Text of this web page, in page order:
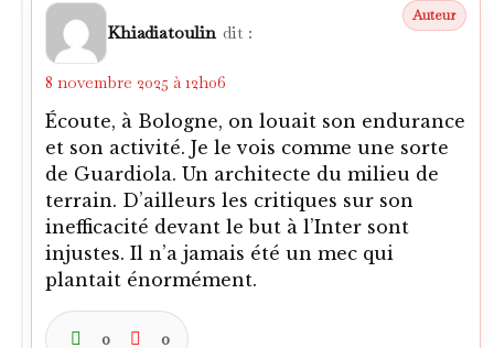
0 0
Alfredo Puskás dit :
8 novembre 2025 à 17h00
Lis l’article de Morlino.
0 0